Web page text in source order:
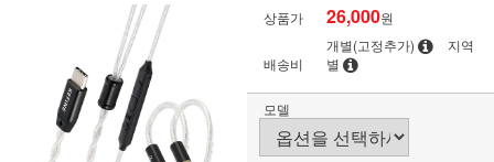
상품가 26,000원
배송비
개별(고정추가)
지역
별
모델